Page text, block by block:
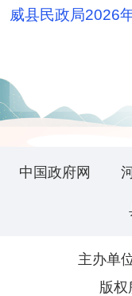
威县民政局2026
中国政府网
主办单
版权